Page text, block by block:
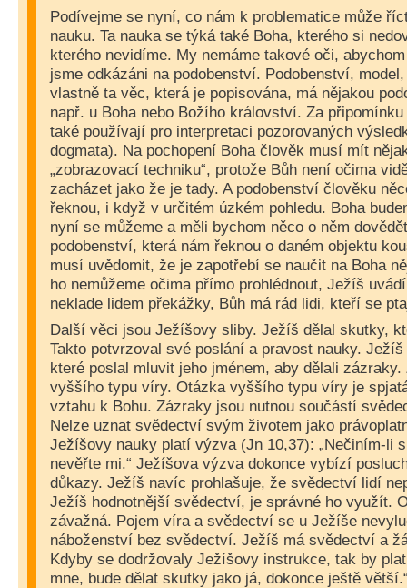
Podívejme se nyní, co nám k problematice může
nauku. Ta nauka se týká také Boha, kterého si
kterého nevidíme. My nemáme takové oči,
jsme odkázáni na podobenství. Podobenství,
vlastně ta věc, která je popisována, má nějakou
např. u Boha nebo Božího království. Za
také používají pro interpretaci pozorovaných
dogmata). Na pochopení Boha člověk musí mít
„zobrazovací techniku“, protože Bůh není očima
zacházet jako že je tady. A podobenství člověku
řeknou, i když v určitém úzkém pohledu. Boha
nyní se můžeme a měli bychom něco o něm
podobenství, která nám řeknou o daném objektu
musí uvědomit, že je zapotřebí se naučit na Boha
ho nemůžeme očima přímo prohlédnout, Ježíš
neklade lidem překážky, Bůh má rád lidi, kteří se
Další věci jsou Ježíšovy sliby. Ježíš dělal skutky,
Takto potvrzoval své poslání a pravost nauky.
které poslal mluvit jeho jménem, aby dělali
vyššího typu víry. Otázka vyššího typu víry je
vztahu k Bohu. Zázraky jsou nutnou součástí
Nelze uznat svědectví svým životem jako
Ježíšovy nauky platí výzva (Jn 10,37): „Nečiním-li
nevěřte mi.“ Ježíšova výzva dokonce vybízí
důkazy. Ježíš navíc prohlašuje, že svědectví lidí
Ježíš hodnotnější svědectví, je správné ho využít.
závažná. Pojem víra a svědectví se u Ježíše
náboženství bez svědectví. Ježíš má svědectví a
Kdyby se dodržovaly Ježíšovy instrukce, tak by
mne, bude dělat skutky jako já, dokonce ještě